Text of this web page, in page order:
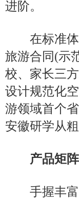
进阶。
在标准体
旅游合同(示
校、家长三
设计规范化
游领域首个
安徽研学从
产品矩
手握丰富